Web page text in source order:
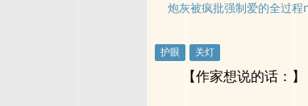
【作家想说的话：】